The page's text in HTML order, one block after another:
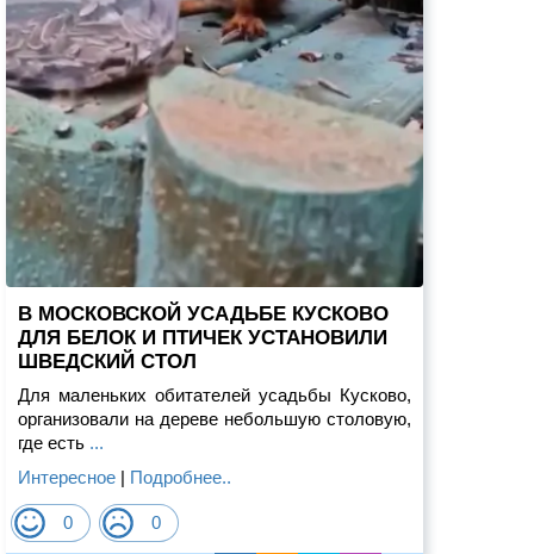
В МОСКОВСКОЙ УСАДЬБЕ КУСКОВО
ДЛЯ БЕЛОК И ПТИЧЕК УСТАНОВИЛИ
ШВЕДСКИЙ СТОЛ
Для маленьких обитателей усадьбы Кусково,
организовали на дереве небольшую столовую,
где есть ...
Интересное | Подробнее..
0 0